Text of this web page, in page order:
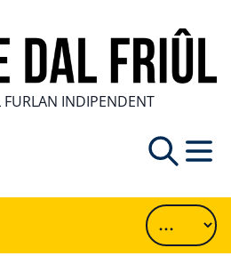
FURLAN INDIPENDENT